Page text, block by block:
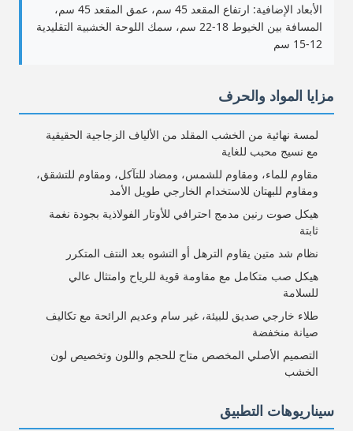
الأبعاد الإضافية: ارتفاع المقعد 45 سم، عمق المقعد 45 سم،
المسافة بين الخيوط 18-22 سم، سمك اللوحة الخشبية التقليدية
12-15 سم
مزايا المواد والحرف
لمسة نهائية من الخشب المقلد من الألياف الزجاجية الحقيقية
مع نسيج محبب للغاية
مقاوم للماء، ومقاوم للشمس، ومضاد للتآكل، ومقاوم للتشقق،
ومقاوم للبهتان للاستخدام الخارجي طويل الأمد
هيكل صوت رنين مدمج احترافي للأوتار الفولاذية بجودة نغمة
ثابتة
نظام شد متين يقاوم الترهل أو التشوه بعد النتف المتكرر
هيكل صب متكامل مع مقاومة قوية للرياح وامتثال عالي
للسلامة
طلاء خارجي صديق للبيئة، غير سام وعديم الرائحة مع تكاليف
صيانة منخفضة
التصميم الأصلي المخصص متاح للحجم واللون وتخصيص لون
الخشب
سيناريوهات التطبيق